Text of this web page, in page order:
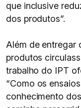
que inclusive
dos produtos”.
Além de entregar
produtos
trabalho do IPT
“Como os
conhecimento